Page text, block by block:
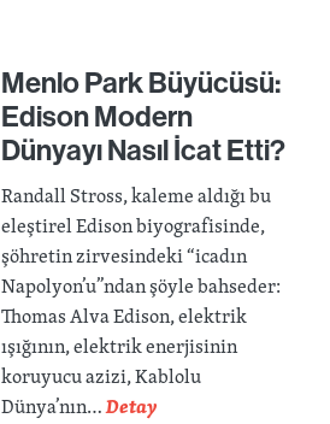
Menlo Park Büyücüsü:
Edison Modern
Dünyayı Nasıl İcat Etti?
Randall Stross, kaleme aldığı bu
eleştirel Edison biyografisinde,
şöhretin zirvesindeki “icadın
Napolyon’u”ndan şöyle bahseder:
Thomas Alva Edison, elektrik
ışığının, elektrik enerjisinin
koruyucu azizi, Kablolu
Dünya’nın…Detay